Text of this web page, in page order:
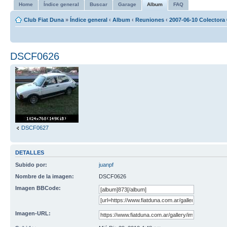
Home Índice general Buscar Garage Album FAQ
Club Fiat Duna » Índice general ‹ Album ‹ Reuniones ‹ 2007-06-10 Colectora
DSCF0626
DSCF0627
DETALLES
Subido por:
juanpf
Nombre de la imagen:
DSCF0626
Imagen BBCode:
Imagen-URL: